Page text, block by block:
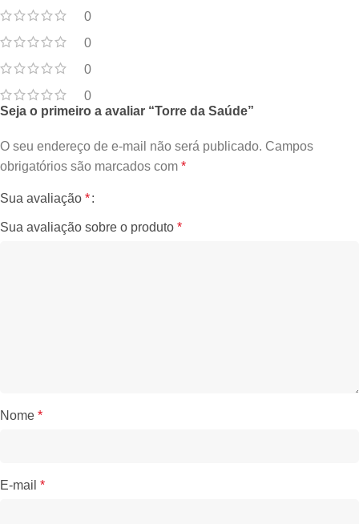
0
0
0
0
Seja o primeiro a avaliar “Torre da Saúde”
O seu endereço de e-mail não será publicado. Campos
obrigatórios são marcados com *
Sua avaliação *
Sua avaliação sobre o produto *
Nome *
E-mail *